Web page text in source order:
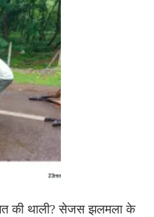
की थाली? सेजस झलमला के